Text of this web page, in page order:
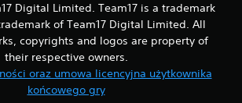
Digital Limited. Team17 is a trademark
of Team17 Digital Limited. All
copyrights and logos are property of
their respective owners.
oraz umowa licencyjna użytkownika
końcowego gry